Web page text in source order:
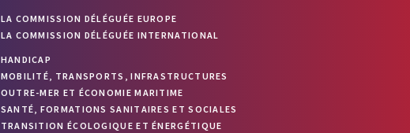
LA COMMISSION DÉLÉGUÉE EUROPE
LA COMMISSION DÉLÉGUÉE INTERNATIONAL
HANDICAP
MOBILITÉ, TRANSPORTS, INFRASTRUCTURES
OUTRE-MER ET ÉCONOMIE MARITIME
SANTÉ, FORMATIONS SANITAIRES ET SOCIALES
TRANSITION ÉCOLOGIQUE ET ÉNERGÉTIQUE